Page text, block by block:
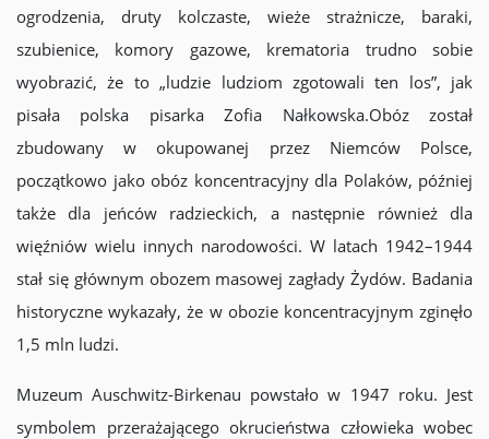
ogrodzenia, druty kolczaste, wieże strażnicze, baraki,
szubienice, komory gazowe, krematoria trudno sobie
wyobrazić, że to „ludzie ludziom zgotowali ten los”, jak
pisała polska pisarka Zofia Nałkowska.Obóz został
zbudowany w okupowanej przez Niemców Polsce,
początkowo jako obóz koncentracyjny dla Polaków, później
także dla jeńców radzieckich, a następnie również dla
więźniów wielu innych narodowości. W latach 1942–1944
stał się głównym obozem masowej zagłady Żydów. Badania
historyczne wykazały, że w obozie koncentracyjnym zginęło
1,5 mln ludzi.
Muzeum Auschwitz-Birkenau powstało w 1947 roku. Jest
symbolem przerażającego okrucieństwa człowieka wobec